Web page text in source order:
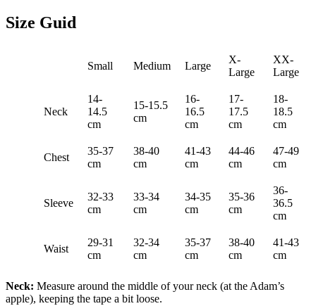
Size Guid
Small Medium Large
X-
Large
XX-
Large
Neck
14-
14.5
cm
15-15.5
cm
16-
16.5
cm
17-
17.5
cm
18-
18.5
cm
Chest
35-37
cm
38-40
cm
41-43
cm
44-46
cm
47-49
cm
Sleeve
32-33
cm
33-34
cm
34-35
cm
35-36
cm
36-
36.5
cm
Waist
29-31
cm
32-34
cm
35-37
cm
38-40
cm
41-43
cm
Neck: Measure around the middle of your neck (at the Adam’s
apple), keeping the tape a bit loose.